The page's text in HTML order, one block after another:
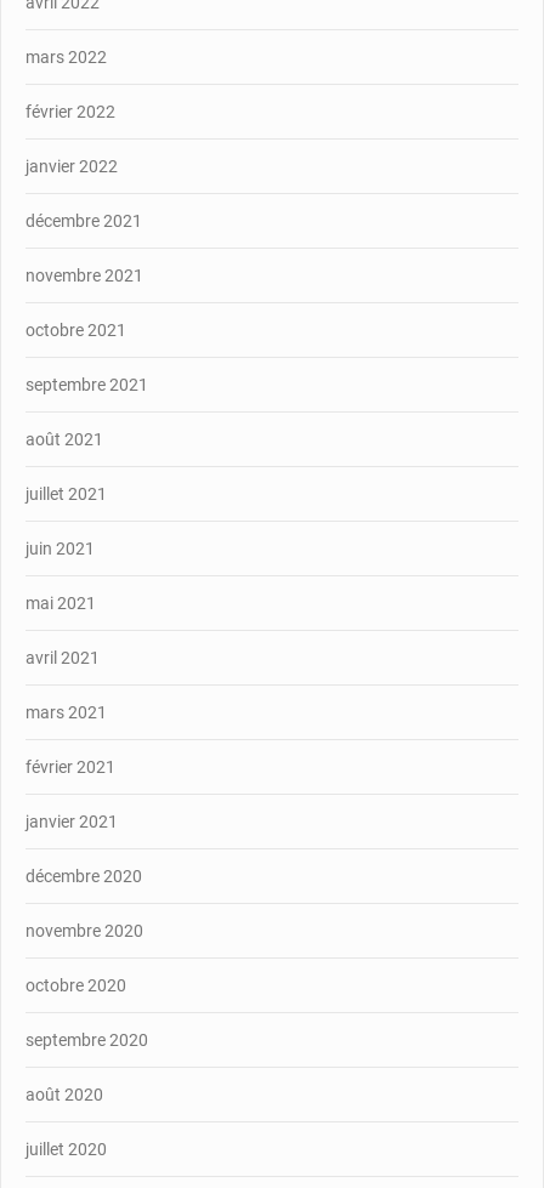
mars 2022
février 2022
janvier 2022
décembre 2021
novembre 2021
octobre 2021
septembre 2021
août 2021
juillet 2021
juin 2021
mai 2021
avril 2021
mars 2021
février 2021
janvier 2021
décembre 2020
novembre 2020
octobre 2020
septembre 2020
août 2020
juillet 2020